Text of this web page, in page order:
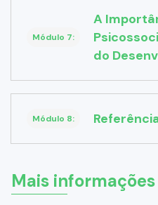
Módulo 7:
A
do
Módulo 8:
Mais